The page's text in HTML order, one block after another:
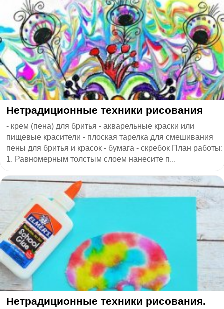
Нетрадиционные техники рисования
- крем (пена) для бритья - акварельные краски или
пищевые красители - плоская тарелка для смешивания
пены для бритья и красок - бумага - скребок План работы:
1. Равномерным толстым слоем нанесите п...
Нетрадиционные техники рисования.